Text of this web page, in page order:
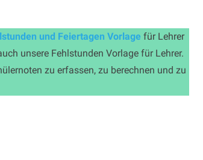
und Feiertagen Vorlage für Lehrer
unsere Fehlstunden Vorlage für Lehrer.
zu erfassen, zu berechnen und zu